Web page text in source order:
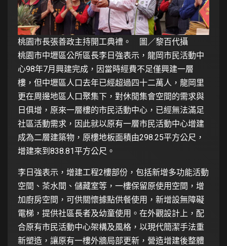
桃園市長張善政主持開工典禮。 圖／黎百代攝
桃園市中壢區公所區長李日強表示，龍岡市民活動中
心98年7月興建完成，因當時經費不足僅興建一層
樓，但中壢區人口去年已經超過四十二萬人，龍岡里
更在周邊地區人口聚集下，對休閒集會空間的需求與
日俱增，原來一層樓的市民活動中心，已經無法滿足
社區活動需求，因此就以原有一層市民活動中心增建
成為二層建築物，原樓地板面積由298.25平方公尺，
增建來到838.81平方公尺。
李日強表示，增建工程2樓部份，包括新增多功能活動
空間、茶水間、儲藏室等，一樓保留原使用空間，增
加廚房空間，可供關懷據點供餐使用，新增設無障礙
電梯，提供社區長者及幼童使用。在外觀設計上，配
合原有市民活動中心架構及風格，以現代簡潔手法重
新塑造，讓原有一樓外牆局部更新，營造增建後整體